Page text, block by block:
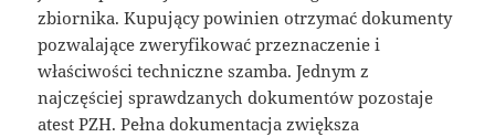
zbiornika. Kupujący powinien otrzymać dokumenty
pozwalające zweryfikować przeznaczenie i
właściwości techniczne szamba. Jednym z
najczęściej sprawdzanych dokumentów pozostaje
atest PZH. Pełna dokumentacja zwiększa